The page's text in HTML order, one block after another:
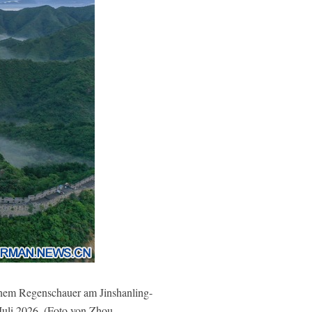
Regenschauer am Jinshanling-